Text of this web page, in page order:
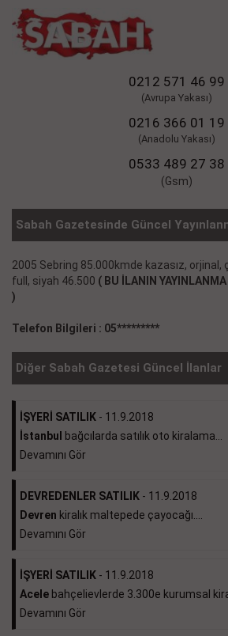
0212 571 46 99
(Avrupa Yakası)
0216 366 01 19
(Anadolu Yakası)
0533 489 27 38
(Gsm)
Sabah Gazetesinde Güncel
2005 Sebring 85.000kmde kazasız,
full, siyah 46.500 ( BU İLANIN
)
Telefon Bilgileri : 05*********
Diğer Sabah Gazetesi Güncel İlanlar
İŞYERİ SATILIK - 11.9.2018
İstanbul
bağcılarda satılık oto kiralama...
Devamını Gör
DEVREDENLER SATILIK - 11.9.2018
Devren kiralık maltepede çayocağı....
Devamını Gör
İŞYERİ SATILIK - 11.9.2018
Acele bahçelievlerde 3.300e kurumsal
Devamını Gör